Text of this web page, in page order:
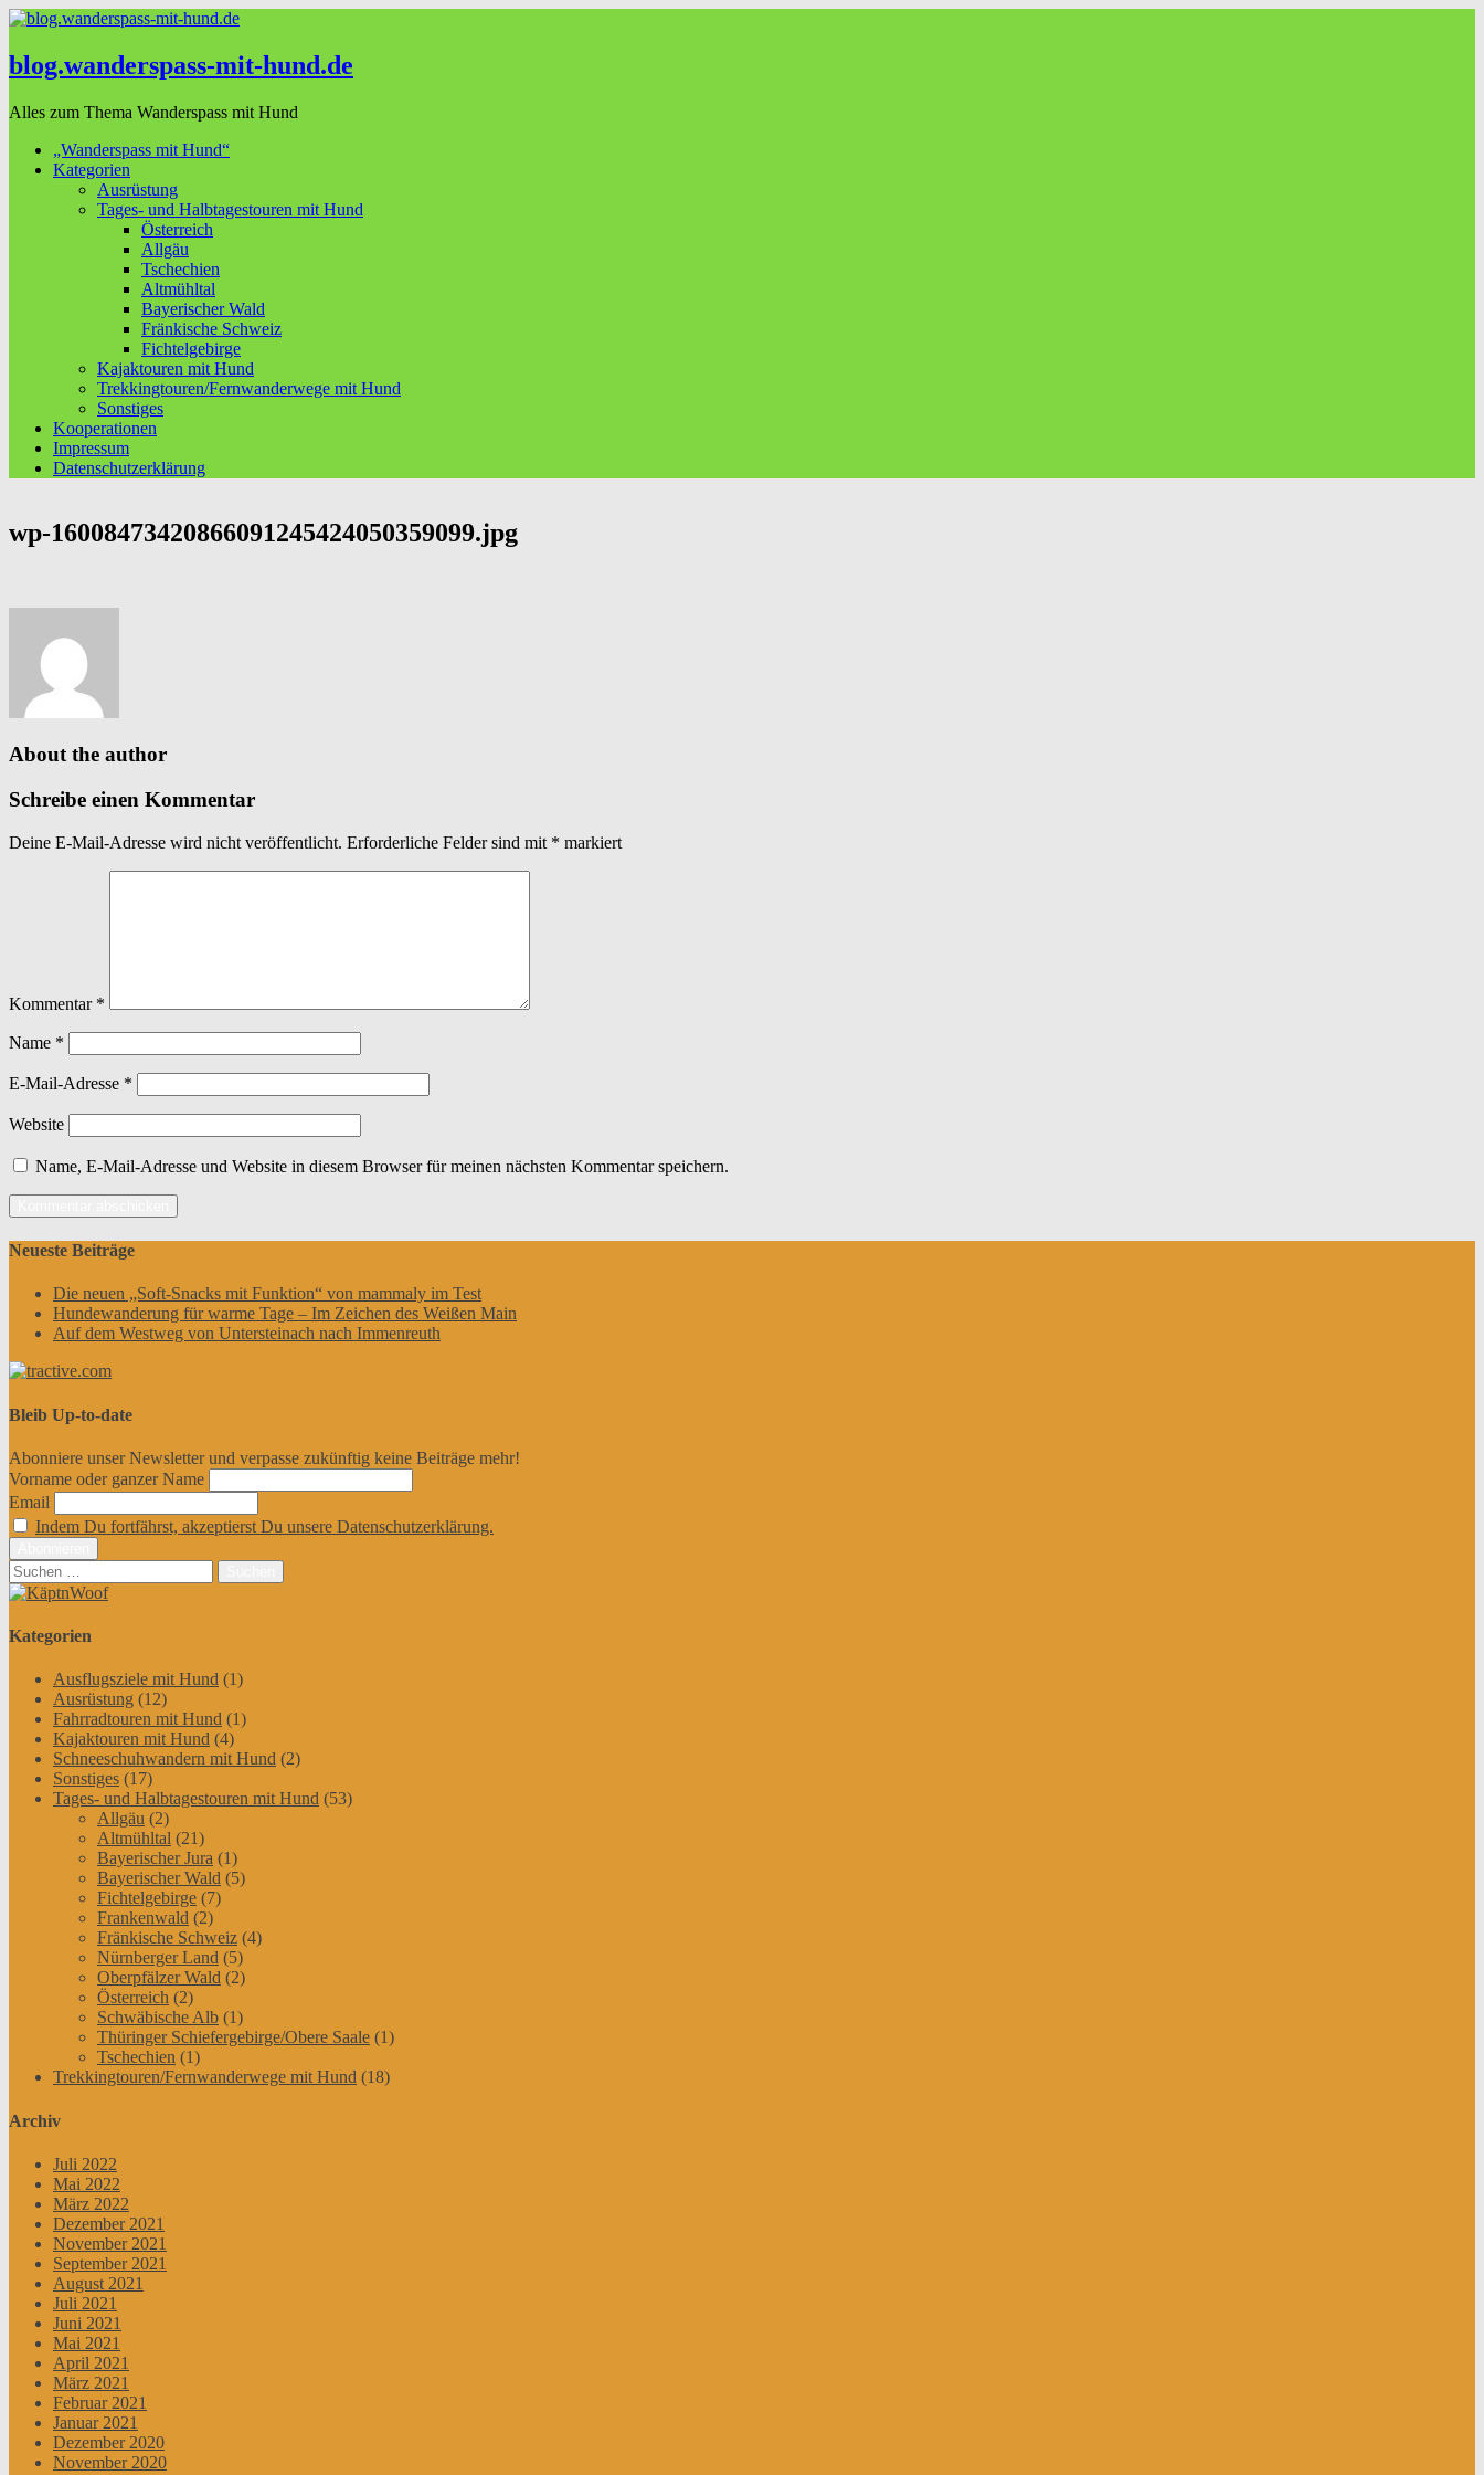
blog.wanderspass-mit-hund.de
Alles zum Thema Wanderspass mit Hund
„Wanderspass mit Hund“
Kategorien
Ausrüstung
Tages- und Halbtagestouren mit Hund
Österreich
Allgäu
Tschechien
Altmühltal
Bayerischer Wald
Fränkische Schweiz
Fichtelgebirge
Kajaktouren mit Hund
Trekkingtouren/Fernwanderwege mit Hund
Sonstiges
Kooperationen
Impressum
Datenschutzerklärung
wp-16008473420866091245424050359099.jpg
About the author
Schreibe einen Kommentar
Deine E-Mail-Adresse wird nicht veröffentlicht. Erforderliche Felder sind mit * markiert
Kommentar *
Name *
E-Mail-Adresse *
Website
Name, E-Mail-Adresse und Website in diesem Browser für meinen nächsten Kommentar speichern.
Neueste Beiträge
Die neuen „Soft-Snacks mit Funktion“ von mammaly im Test
Hundewanderung für warme Tage – Im Zeichen des Weißen Main
Auf dem Westweg von Untersteinach nach Immenreuth
Bleib Up-to-date
Abonniere unser Newsletter und verpasse zukünftig keine Beiträge mehr!
Vorname oder ganzer Name
Email
Indem Du fortfährst, akzeptierst Du unsere Datenschutzerklärung.
Suchen
nach:
Kategorien
Ausflugsziele mit Hund (1)
Ausrüstung (12)
Fahrradtouren mit Hund (1)
Kajaktouren mit Hund (4)
Schneeschuhwandern mit Hund (2)
Sonstiges (17)
Tages- und Halbtagestouren mit Hund (53)
Allgäu (2)
Altmühltal (21)
Bayerischer Jura (1)
Bayerischer Wald (5)
Fichtelgebirge (7)
Frankenwald (2)
Fränkische Schweiz (4)
Nürnberger Land (5)
Oberpfälzer Wald (2)
Österreich (2)
Schwäbische Alb (1)
Thüringer Schiefergebirge/Obere Saale (1)
Tschechien (1)
Trekkingtouren/Fernwanderwege mit Hund (18)
Archiv
Juli 2022
Mai 2022
März 2022
Dezember 2021
November 2021
September 2021
August 2021
Juli 2021
Juni 2021
Mai 2021
April 2021
März 2021
Februar 2021
Januar 2021
Dezember 2020
November 2020